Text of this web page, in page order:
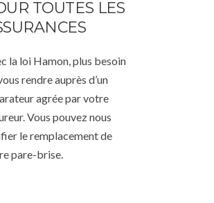
TOUTES LES
la loi Hamon, plus besoin
rendre auprès d’un
agrée par votre
Vous pouvez nous
le remplacement de
pare-brise.